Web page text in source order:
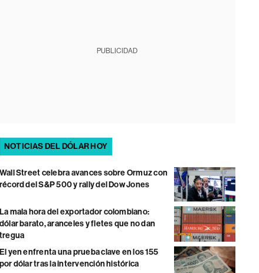
PUBLICIDAD
NOTICIAS DEL DÓLAR HOY
Wall Street celebra avances sobre Ormuz con
récord del S&P 500 y rally del Dow Jones
La mala hora del exportador colombiano:
dólar barato, aranceles y fletes que no dan
tregua
El yen enfrenta una prueba clave en los 155
por dólar tras la intervención histórica